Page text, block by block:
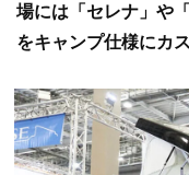
場には「セレナ」や
をキャンプ仕様にカ